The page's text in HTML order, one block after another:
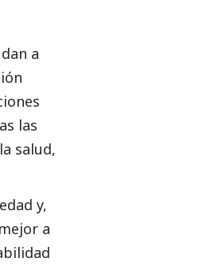
a
las
salud,
y,
a